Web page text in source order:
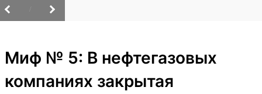
Миф № 5: В нефтегазовых
компаниях закрытая